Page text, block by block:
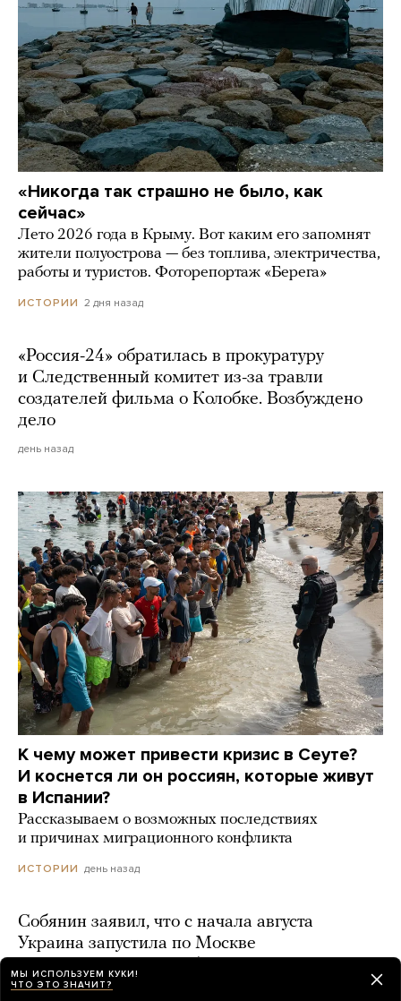
«Никогда так страшно не было, как
сейчас»
Лето 2026 года в Крыму. Вот каким его запомнят
жители полуострова — без топлива, электричества,
работы и туристов. Фоторепортаж «Берега»
ИСТОРИИ 2 дня назад
«Россия-24» обратилась в прокуратуру
и Следственный комитет из-за травли
создателей фильма о Колобке. Возбуждено
дело
день назад
К чему может привести кризис в Сеуте?
И коснется ли он россиян, которые живут
в Испании?
Рассказываем о возможных последствиях
и причинах миграционного конфликта
ИСТОРИИ день назад
Собянин заявил, что с начала августа
Украина запустила по Москве
день назад
МЫ ИСПОЛЬЗУЕМ КУКИ!
ЧТО ЭТО ЗНАЧИТ?